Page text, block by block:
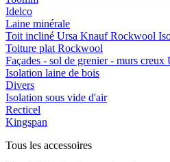
Idelco
Laine minérale
Toit incliné Ursa KnaufRockwool
Toiture plat Rockwool
Façades - sol de grenier - murs creux
Isolation laine de bois
Divers
Isolation sous vide d'air
Recticel
Kingspan
Tous les accessoires